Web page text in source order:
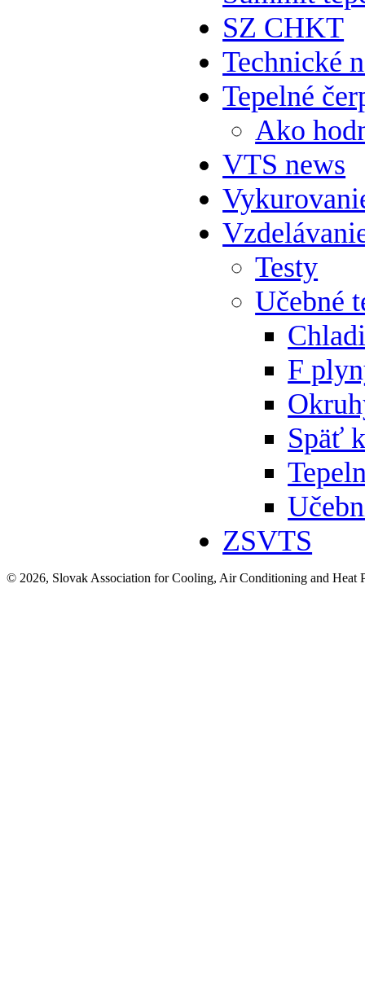
SZ CHKT
Technické
Tepelné
Ako
VTS news
Testy
Učebné
F
Späť
ZSVTS
© 2026, Slovak Association for Cooling, Air Conditioning and Heat